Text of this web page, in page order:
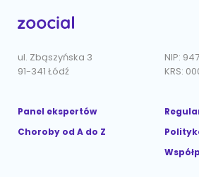
ul. Zbąszyńska 3
91-341 Łódź
NIP:
KRS:
Panel ekspertów
Choroby od A do Z